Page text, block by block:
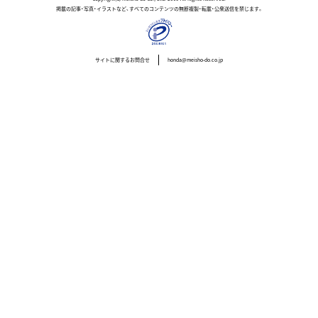
掲載の記事・写真・イラストなど、すべてのコンテンツの無断複製・転載・公衆送信を禁じます。
サイトに関するお問合せ honda@meisho-do.co.jp